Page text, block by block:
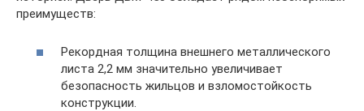
преимуществ:
Рекордная толщина внешнего металлического
листа 2,2 мм значительно увеличивает
безопасность жильцов и взломостойкость
конструкции.